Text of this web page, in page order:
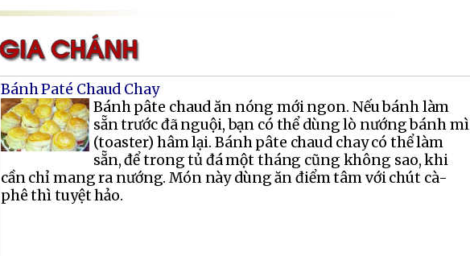
Bánh Paté Chaud Chay
Bánh pâte chaud ăn nóng mới ngon. Nếu bánh làm
sẵn trước đã nguội, bạn có thể dùng lò nướng bánh mì
(toaster) hâm lại. Bánh pâte chaud chay có thể làm
sẵn, để trong tủ đá một tháng cũng không sao, khi
cần chỉ mang ra nướng. Món này dùng ăn điểm tâm với chút cà-
phê thì tuyệt hảo.